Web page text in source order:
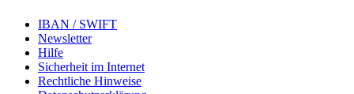
IBAN / SWIFT
Newsletter
Hilfe
Sicherheit im Internet
Rechtliche Hinweise